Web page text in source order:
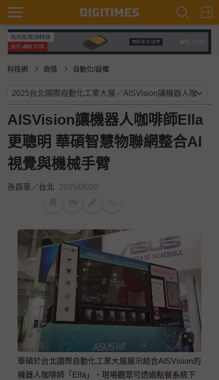
科技網 商情 自動化/設備
AISVision讓機器人咖啡師Ella
更聰明 華碩智慧物聯網整合AI
視覺與機械手臂
孫昌華／台北 2025/08/20
華碩於台北國際自動化工業大展展示結合AISVision的
機器人咖啡師「Ella」，現場觀眾可透過點餐系統下